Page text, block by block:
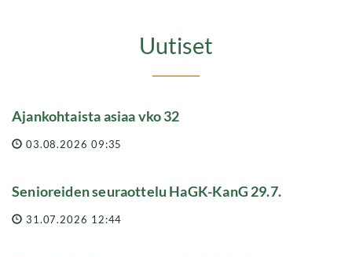
Uutiset
Ajankohtaista asiaa vko 32
03.08.2026 09:35
Senioreiden seuraottelu HaGK-KanG 29.7.
31.07.2026 12:44